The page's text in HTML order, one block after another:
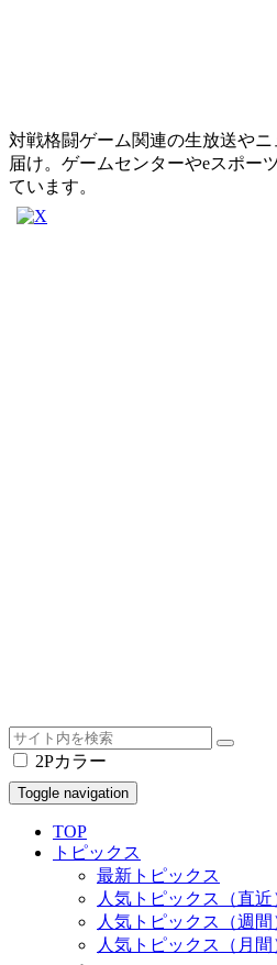
対戦格闘ゲーム関連の生放送や
届け。ゲームセンターやeスポー
ています。
2Pカラー
Toggle navigation
TOP
トピックス
最新トピックス
人気トピックス（直近
人気トピックス（週間
人気トピックス（月間